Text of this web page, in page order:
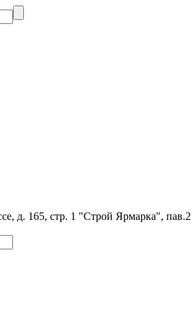
д. 165, стр. 1 "Строй Ярмарка", пав.2